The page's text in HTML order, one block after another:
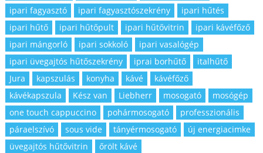
ipari fagyasztó
ipari fagyasztószekrény
ipari hűtés
ipari hűtő
ipari hűtőpult ipari hűtővitrin
ipari kávéfőző
ipari mángorló
ipari sokkoló
ipari vasalógép
ipari üvegajtós hűtőszekrény
iprai borhűtő
italhűtő
Jura
kapszulás konyha kávé
kávéfőző
kávékapszula
Kész van Liebherr mosogató
mosógép
one touch cappuccino
pohármosogató
professzionális
páraelszívó
sous vide tányérmosogató
új energiacimke
üvegajtós hűtővitrin
őrölt kávé